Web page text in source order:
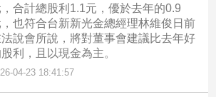
，合計總股利1.1元，優於去年的0.9
，也符合台新新光金總經理林維俊日前
說會所說，將對董事會建議比去年好
利，且以現金為主。
04-23 18:41:57